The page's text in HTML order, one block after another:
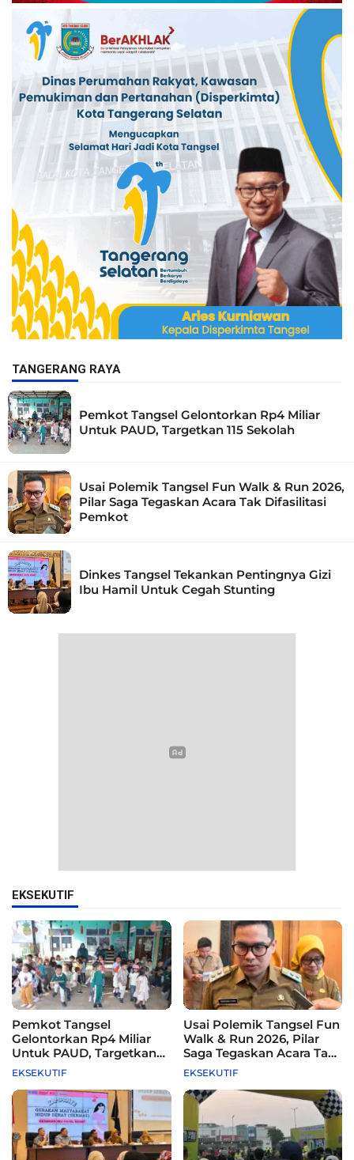
TANGERANG RAYA
Pemkot Tangsel Gelontorkan Rp4 Miliar
Untuk PAUD, Targetkan 115 Sekolah
Usai Polemik Tangsel Fun Walk & Run 2026,
Pilar Saga Tegaskan Acara Tak Difasilitasi
Pemkot
Dinkes Tangsel Tekankan Pentingnya Gizi
Ibu Hamil Untuk Cegah Stunting
EKSEKUTIF
Pemkot Tangsel
Gelontorkan Rp4 Miliar
Untuk PAUD, Targetkan
115 Sekolah
EKSEKUTIF
Usai Polemik Tangsel Fun
Walk & Run 2026, Pilar
Saga Tegaskan Acara Tak
Difasilitasi Pemkot
EKSEKUTIF